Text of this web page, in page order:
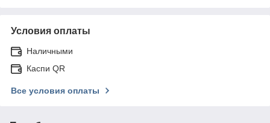
Условия оплаты
Наличными
Каспи QR
Все условия оплаты